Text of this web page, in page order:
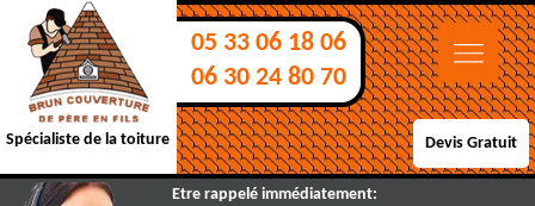
Spécialiste de la toiture
05 33 06 18 06
06 30 24 80 70
Devis Gratuit
Etre rappelé immédiatement: